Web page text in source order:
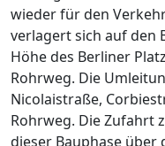
wieder für den
verlagert sich auf den
Höhe des Berliner
Rohrweg. Die
Nicolaistraße,
Rohrweg. Die Zufahrt
dieser Bauphase über